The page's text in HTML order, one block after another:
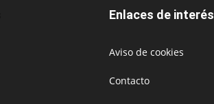
Enlaces de interés
Aviso de cookies
Contacto